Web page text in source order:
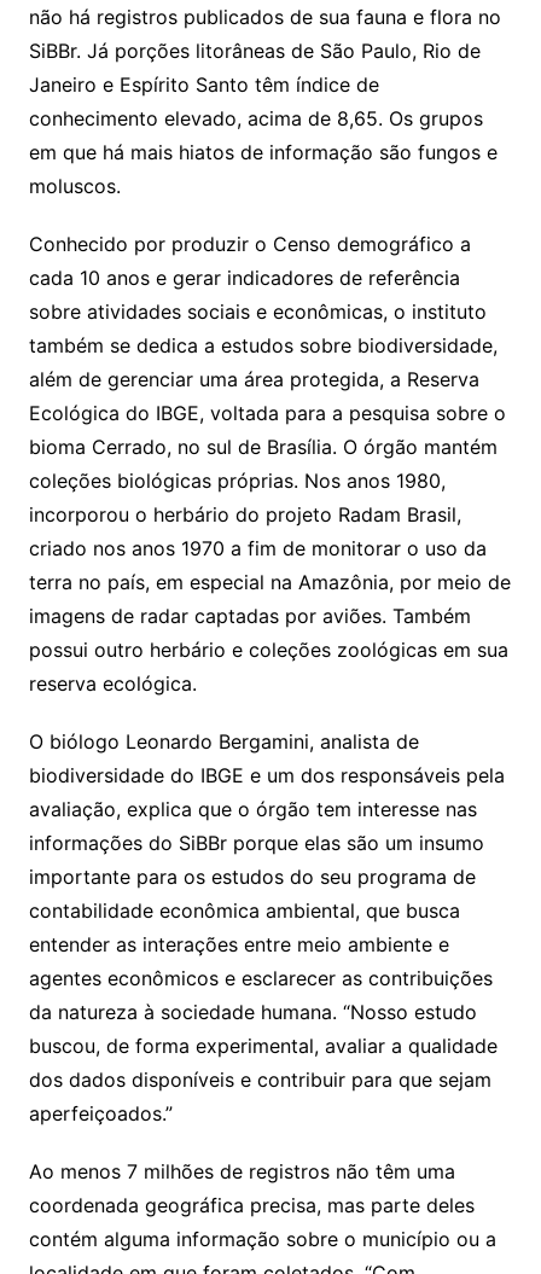
não há registros publicados de sua fauna e flora no
SiBBr. Já porções litorâneas de São Paulo, Rio de
Janeiro e Espírito Santo têm índice de
conhecimento elevado, acima de 8,65. Os grupos
em que há mais hiatos de informação são fungos e
moluscos.
Conhecido por produzir o Censo demográfico a
cada 10 anos e gerar indicadores de referência
sobre atividades sociais e econômicas, o instituto
também se dedica a estudos sobre biodiversidade,
além de gerenciar uma área protegida, a Reserva
Ecológica do IBGE, voltada para a pesquisa sobre o
bioma Cerrado, no sul de Brasília. O órgão mantém
coleções biológicas próprias. Nos anos 1980,
incorporou o herbário do projeto Radam Brasil,
criado nos anos 1970 a fim de monitorar o uso da
terra no país, em especial na Amazônia, por meio de
imagens de radar captadas por aviões. Também
possui outro herbário e coleções zoológicas em sua
reserva ecológica.
O biólogo Leonardo Bergamini, analista de
biodiversidade do IBGE e um dos responsáveis pela
avaliação, explica que o órgão tem interesse nas
informações do SiBBr porque elas são um insumo
importante para os estudos do seu programa de
contabilidade econômica ambiental, que busca
entender as interações entre meio ambiente e
agentes econômicos e esclarecer as contribuições
da natureza à sociedade humana. “Nosso estudo
buscou, de forma experimental, avaliar a qualidade
dos dados disponíveis e contribuir para que sejam
aperfeiçoados.”
Ao menos 7 milhões de registros não têm uma
coordenada geográfica precisa, mas parte deles
contém alguma informação sobre o município ou a